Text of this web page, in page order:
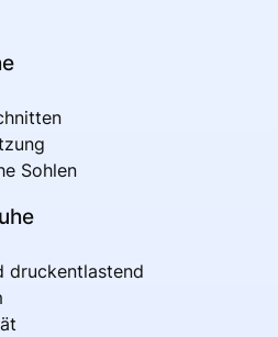
Sohlen
druckentlastend